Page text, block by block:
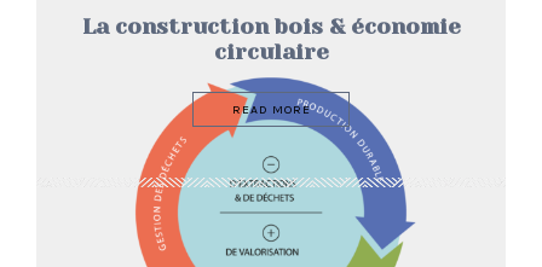
La construction bois & économie
circulaire
READ MORE